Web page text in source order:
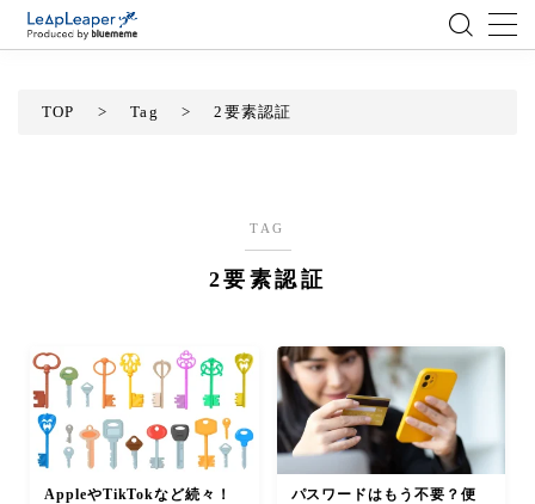
アジャイル
テクノロジー
BlueMeme
TOP > Tag > 2要素認証
TAG
2要素認証
AppleやTikTokなど続々！
パスワードはもう不要？便